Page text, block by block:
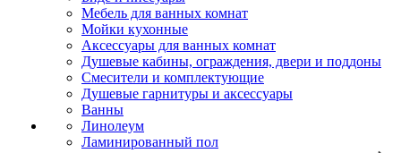
Мебель для ванных комнат
Мойки кухонные
Аксессуары для ванных комнат
Душевые кабины, ограждения, двери и поддоны
Смесители и комплектующие
Душевые гарнитуры и аксессуары
Ванны
Линолеум
Ламинированный пол